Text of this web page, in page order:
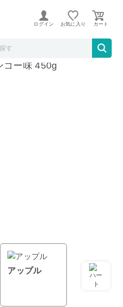
ます。
ログイン お気に入り
テイン コラーゲン タン
ゴー味 450g
アップル